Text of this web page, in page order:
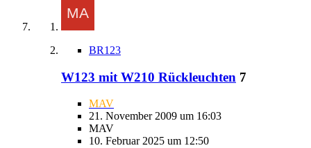
BR123
W123 mit W210 Rückleuchten 7
MAV
21. November 2009 um 16:03
MAV
10. Februar 2025 um 12:50